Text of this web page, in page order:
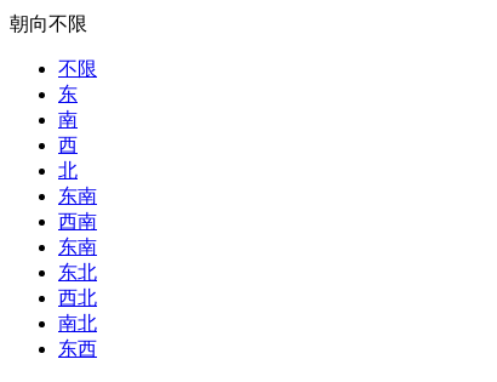
朝向不限
不限
东
南
西
北
东南
西南
东南
东北
西北
南北
东西